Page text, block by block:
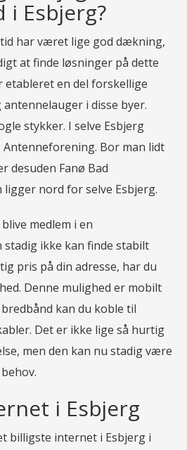
i Esbjerg?
har været lige god dækning,
at finde løsninger på dette
etableret en del forskellige
i disse byer.
stykker. I selve Esbjerg
Bor man lidt
desuden Fanø Bad
nord for selve Esbjerg.
medlem i en
ikke kan finde stabilt
pris på din adresse, har du
Denne mulighed er mobilt
kan du koble til
Det er ikke lige så hurtig
men den kan nu stadig være
i Esbjerg
billigste internet i Esbjerg i